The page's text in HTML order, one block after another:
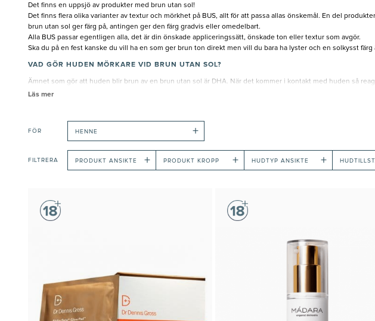
Det finns en uppsjö av produkter med brun utan sol!
Det finns flera olika varianter av textur och mörkhet på BUS, allt för att passa allas önskemål. En del
brun utan sol ger färg på, antingen ger den färg gradvis eller omedelbart.
Alla BUS passar egentligen alla, det är din önskade appliceringssätt, önskade ton eller textur som avgör.
Ska du på en fest kanske du vill ha en som ger brun ton direkt men vill du bara ha lyster och en solkysst
VAD GÖR HUDEN MÖRKARE VID BRUN UTAN SOL?
Ämnet som gör att huden blir brun av en brun utan sol är DHA. När det kommer i kontakt med huden så
karaktäristiska doften från Brun utan sol är på grund av denna ingrediens.
Ofta är man torr på armbågar, knän, och fotknölar. Därför är det väldigt viktigt att först peela kroppen
nämligen åt sig mer av produkten och kan ge ett fläckigt resultat.
Att ha en appliceringshandske hjälper till att få ut produkten jämnt över kroppen.
Läs mer
FÖR HENNE +
FILTRERA PRODUKT ANSIKTE + PRODUKT KROPP + HUDTYP ANSIKTE +